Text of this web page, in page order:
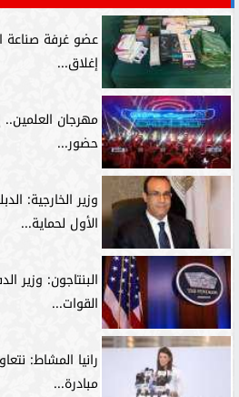
عضو غرفة صناعة
إغلاق...
مهرجان
حضور...
وزير الخارجية:
الأول لحماية...
البنتاجون: وزير
القوات...
رانيا المشاط:
مبادرة...